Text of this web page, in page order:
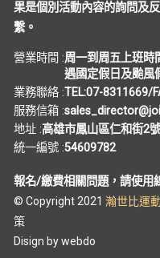
果是個別活動內容的詢問及
繫。
營業時間 :周一到周五上班時
遇國定假日及颱風
業務聯絡 :TEL:07-8311669/
服務信箱 :
地址 :高雄市鳳山區仁和街2號
統一編號 :54609782
報名/繳費相關問題，請使用
© Copyright 2021 瀚世比運
策
Disign bywebdo